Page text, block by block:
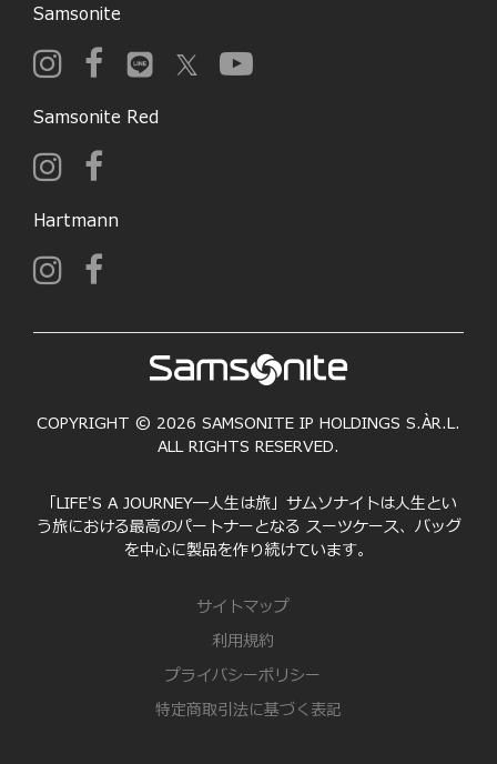
Samsonite
Samsonite Red
Hartmann
COPYRIGHT © 2026 SAMSONITE IP HOLDINGS S.ÀR.L.
ALL RIGHTS RESERVED.
「LIFE'S A JOURNEY―人生は旅」サムソナイトは人生とい
う旅における最高のパートナーとなる スーツケース、バッグ
を中心に製品を作り続けています。
サイトマップ
利用規約
プライバシーポリシー
特定商取引法に基づく表記